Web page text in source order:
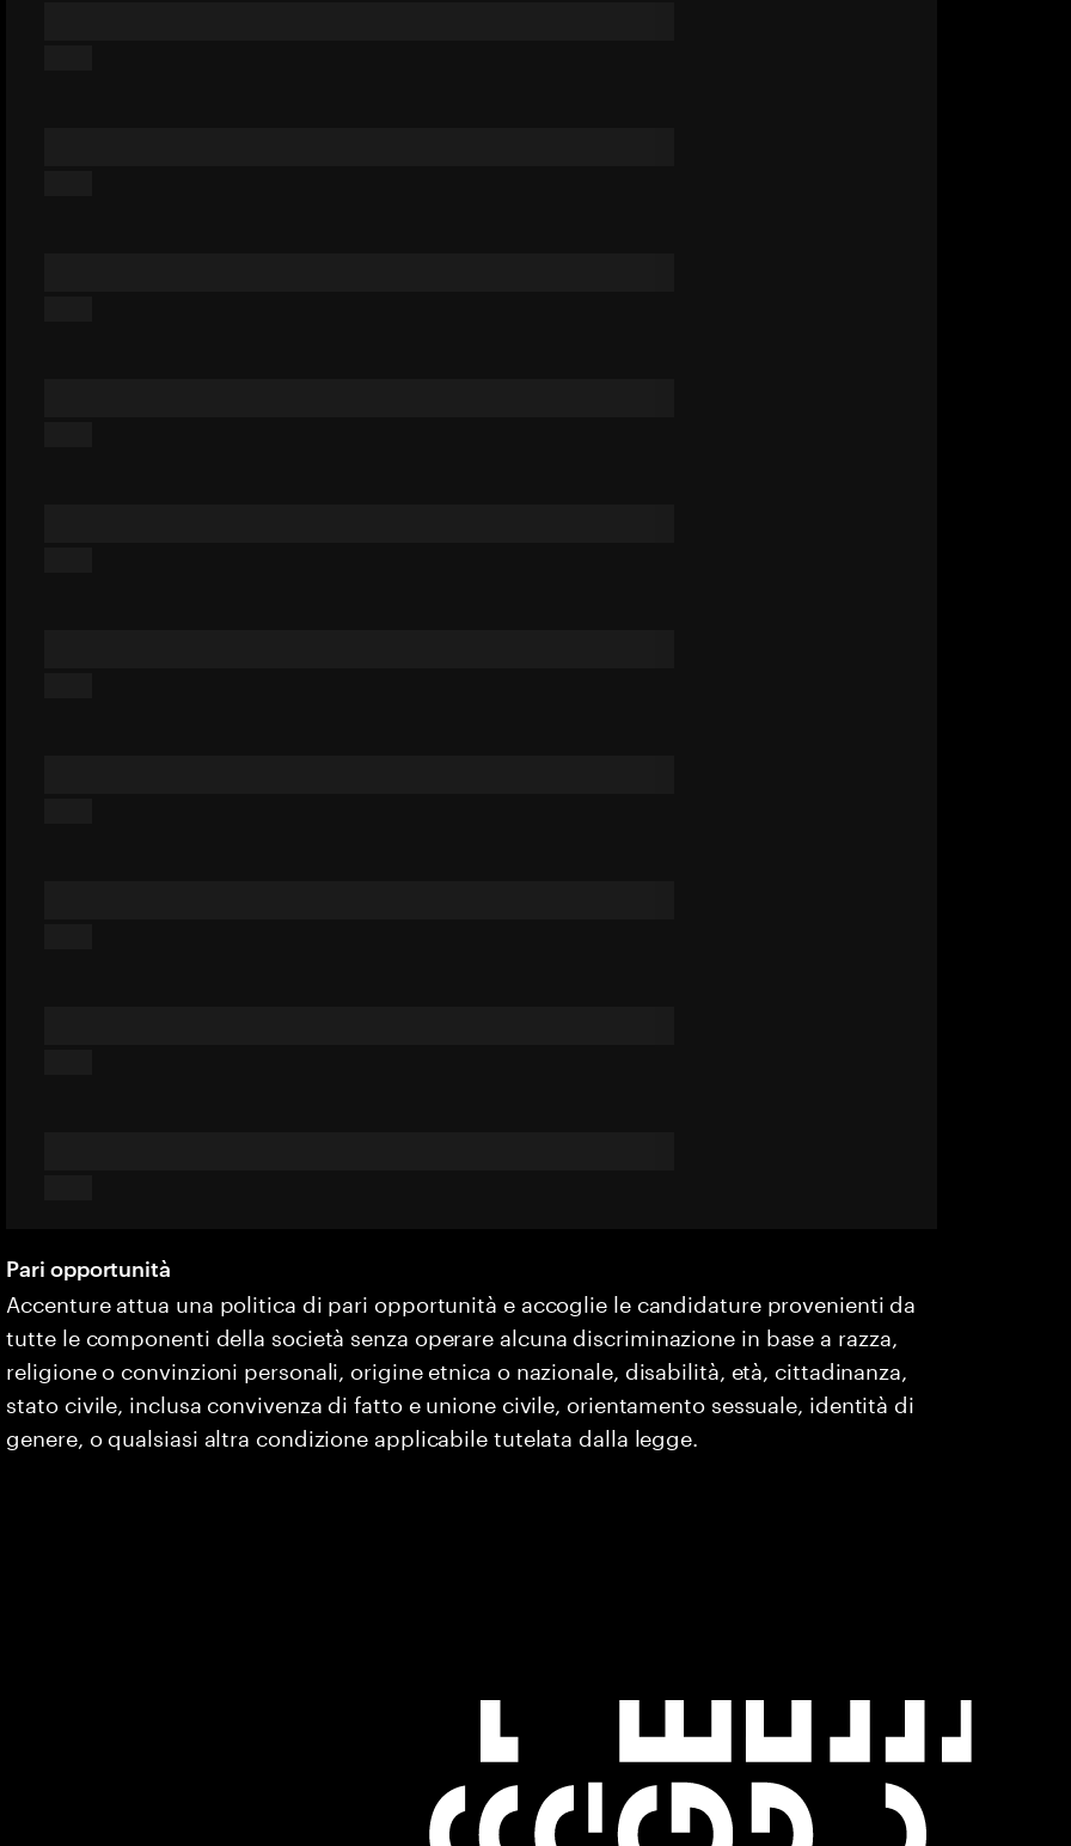
Pari opportunità
Accenture attua una politica di pari opportunità e accoglie le candidature provenienti da
tutte le componenti della società senza operare alcuna discriminazione in base a razza,
religione o convinzioni personali, origine etnica o nazionale, disabilità, età, cittadinanza,
stato civile, inclusa convivenza di fatto e unione civile, orientamento sessuale, identità di
genere, o qualsiasi altra condizione applicabile tutelata dalla legge.